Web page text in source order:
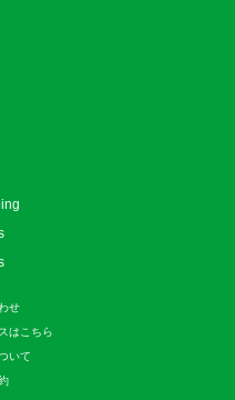
せ
はこちら
いて